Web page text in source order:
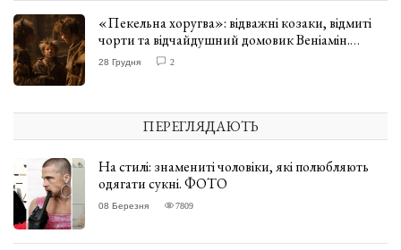
«Пекельна хоругва»: відважні козаки, відмиті
чорти та відчайдушний домовик Веніамін.
ВІДГУК
28 Грудня 2
ПЕРЕГЛЯДАЮТЬ
На стилі: знамениті чоловіки, які полюбляють
одягати сукні. ФОТО
08 Березня 7809